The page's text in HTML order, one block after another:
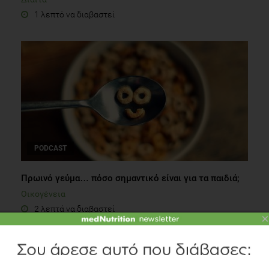
1 λεπτό να διαβαστεί
PODCAST
Πρωινό γεύμα… πόσο σημαντικό είναι για τα παιδιά;
Οικογένεια
2 λεπτά να διαβαστεί
×